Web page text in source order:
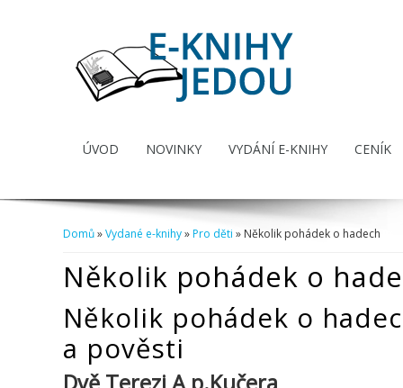
ÚVOD NOVINKY VYDÁNÍ E-KNIHY CENÍK
Domů»Vydané e-knihy»Pro děti » Několik pohádek o hadech
Několik pohádek o
Několik pohádek o
a pověsti